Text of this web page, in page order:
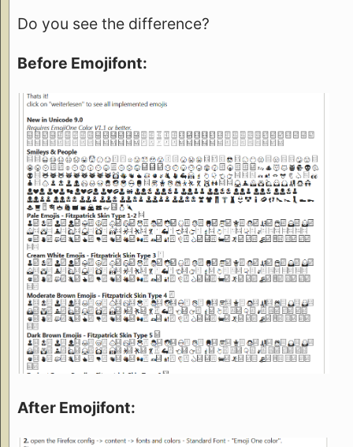
Do you see the difference?
Before Emojifont:
After Emojifont: